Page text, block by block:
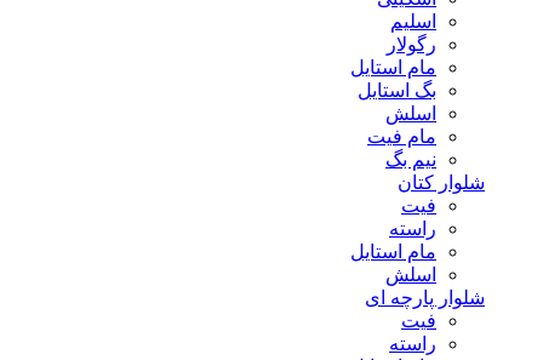
اسلیم
رگولار
مام استایل
بگ استایل
اسلش
مام فیت
نیم بگ
شلوار کتان
فیت
راسته
مام استایل
اسلش
شلوار پارچه ای
فیت
راسته